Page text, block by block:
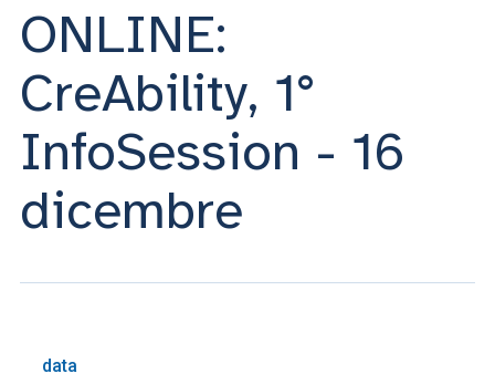
ONLINE:
CreAbility, 1°
InfoSession - 16
dicembre
data